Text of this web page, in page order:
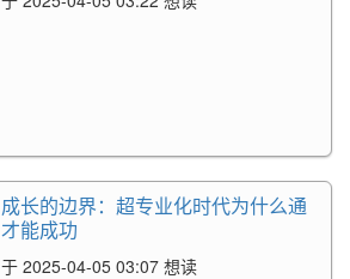
成长的边界：超专业化时代为什么通
才能成功
于 2025-04-05 03:07 想读